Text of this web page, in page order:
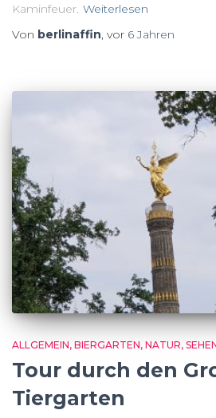
Kaminfeuer. Weiterlesen
Von berlinaffin, vor 6 Jahren
ALLGEMEIN BIERGARTEN NATUR
Tour durch den
Tiergarten